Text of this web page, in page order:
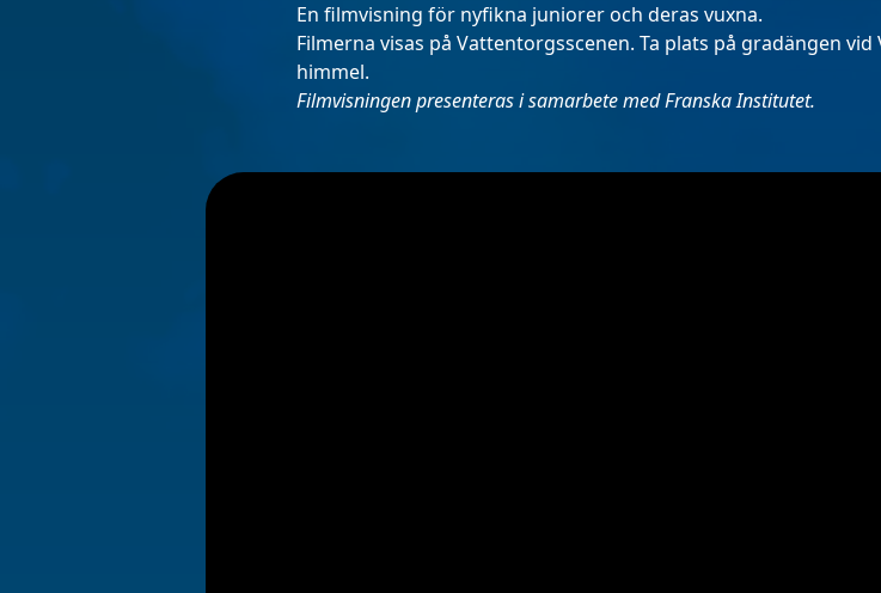
En filmvisning för nyfikna juniorer och deras vuxna.
Filmerna visas på Vattentorgsscenen. Ta plats på gradängen
himmel.
Filmvisningen presenteras i samarbete med Franska Institutet.